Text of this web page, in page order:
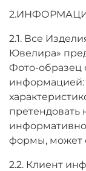
2.1. Все
Ювелира»
Фото-образец
претендовать
формы, может
2.2. Клиент